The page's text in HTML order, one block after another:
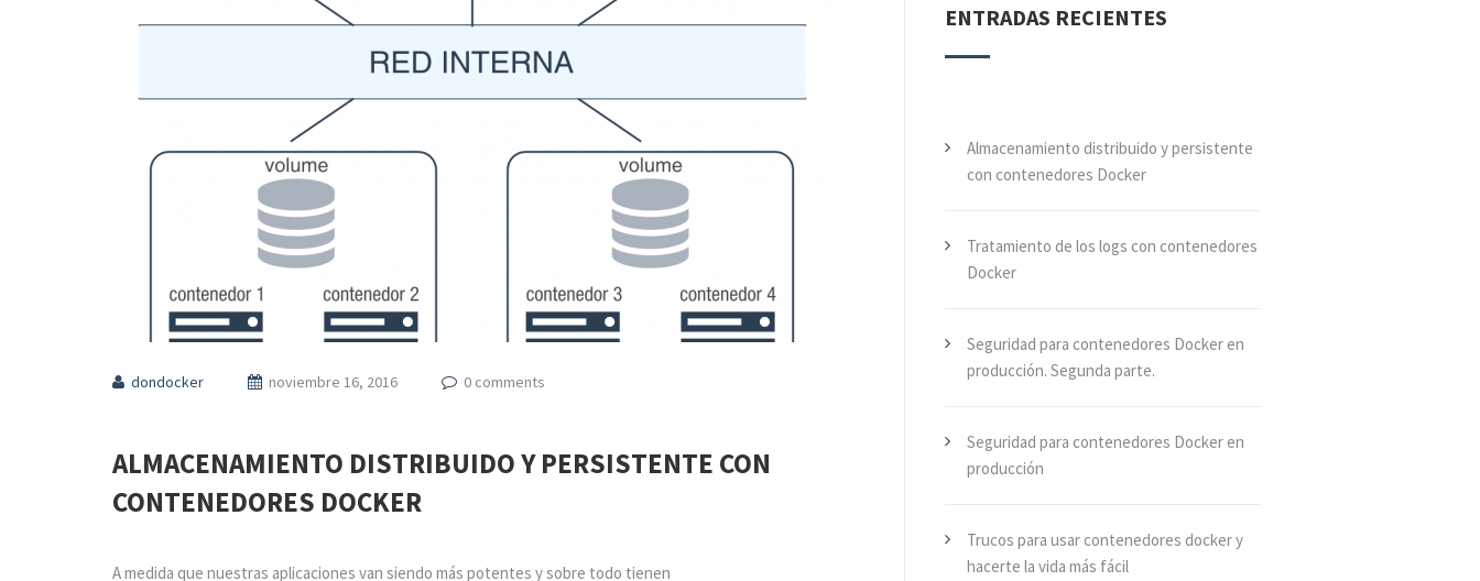
dondocker noviembre 16, 2016 0 comments
ALMACENAMIENTO DISTRIBUIDO Y PERSISTENTE CON
CONTENEDORES DOCKER
A medida que nuestras aplicaciones van siendo más potentes y sobre todo tienen
ENTRADAS RECIENTES
Almacenamiento distribuido y persistente
con contenedores Docker
Tratamiento de los logs con contenedores
Docker
Seguridad para contenedores Docker en
producción. Segunda parte.
Seguridad para contenedores Docker en
producción
Trucos para usar contenedores docker y
hacerte la vida más fácil